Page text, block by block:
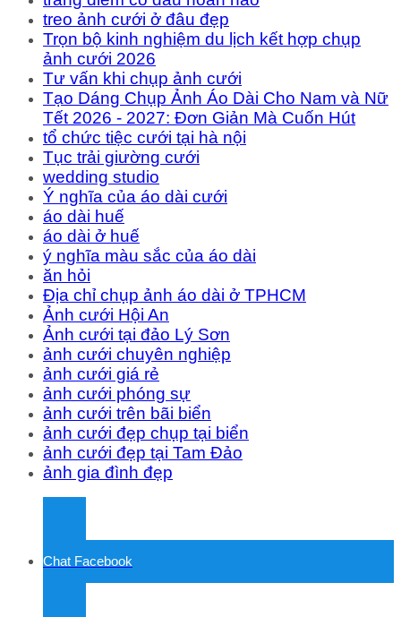
treo ảnh cưới ở đâu đẹp
Trọn bộ kinh nghiệm du lịch kết hợp chụp
ảnh cưới 2026
Tư vấn khi chụp ảnh cưới
Tạo Dáng Chụp Ảnh Áo Dài Cho Nam và Nữ
Tết 2026 - 2027: Đơn Giản Mà Cuốn Hút
tổ chức tiệc cưới tại hà nội
Tục trải giường cưới
wedding studio
Ý nghĩa của áo dài cưới
áo dài huế
áo dài ở huế
ý nghĩa màu sắc của áo dài
ăn hỏi
Địa chỉ chụp ảnh áo dài ở TPHCM
Ảnh cưới Hội An
Ảnh cưới tại đảo Lý Sơn
ảnh cưới chuyên nghiệp
ảnh cưới giá rẻ
ảnh cưới phóng sự
ảnh cưới trên bãi biển
ảnh cưới đẹp chụp tại biển
ảnh cưới đẹp tại Tam Đảo
ảnh gia đình đẹp
Chat Facebook